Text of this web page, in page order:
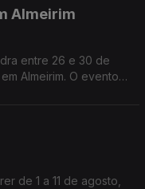
Almeirim
entre 26 e 30 de
Almeirim. O evento
Gastronómica de
de 1 a 11 de agosto,